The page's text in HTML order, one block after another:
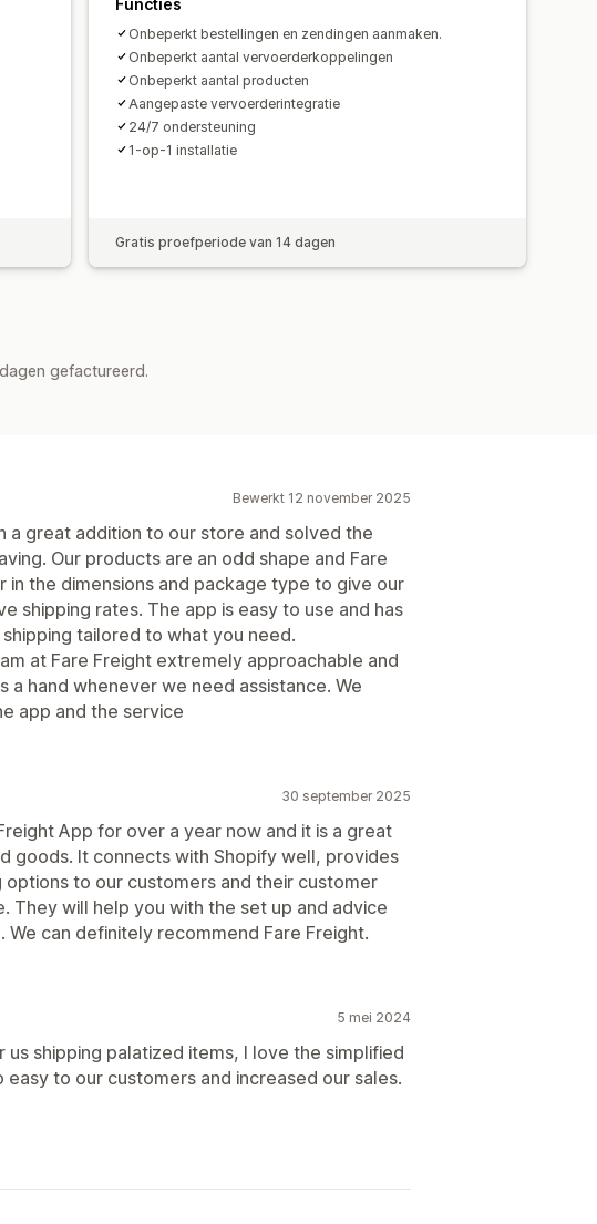
Onbeperkt bestellingen en zendingen aanmaken.
Onbeperkt aantal vervoerderkoppelingen
Onbeperkt aantal producten
Aangepaste vervoerderintegratie
24/7 ondersteuning
1-op-1 installatie
Gratis proefperiode van 14 dagen
gefactureerd.
Bewerkt 12 november 2025
a great addition to our store and solved the
Our products are an odd shape and Fare
in the dimensions and package type to give our
shipping rates. The app is easy to use and has
tailored to what you need.
at Fare Freight extremely approachable and
a hand whenever we need assistance. We
app and the service
30 september 2025
App for over a year now and it is a great
goods. It connects with Shopify well, provides
options to our customers and their customer
They will help you with the set up and advice
can definitely recommend Fare Freight.
5 mei 2024
shipping palatized items, I love the simplified
easy to our customers and increased our sales.